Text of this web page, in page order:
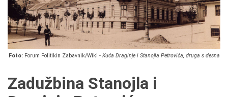
Foto:Forum Politikin Zabavnik/Wiki - Kuća Draginje i Stanojla Petrovića, druga s desna
Zadužbina Stanojla i